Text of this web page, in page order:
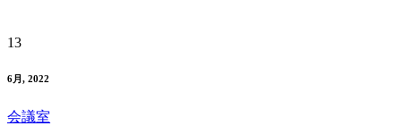
13
6月, 2022
会議室